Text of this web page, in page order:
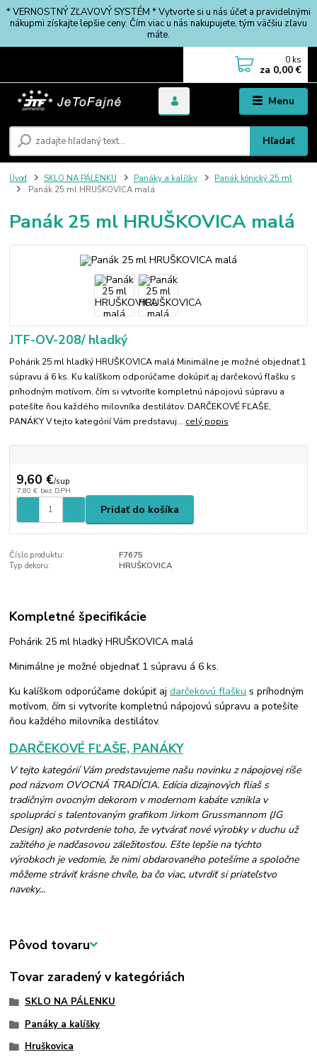
* VERNOSTNÝ ZĽAVOVÝ SYSTÉM * Vytvorte si u nás účet a pravidelnými
nákupmi získajte lepšie ceny. Čím viac u nás nakupujete, tým väčšiu zľavu
máte.
Menu
Hľadať
0 ks
za 0,00 €
Úvod SKLO NA PÁLENKU Panáky a kalíšky
Panák kónický 25 ml
Panák 25 ml HRUŠKOVICA malá
Panák 25 ml HRUŠKOVICA malá
JTF-OV-208/ hladký
Pohárik 25 ml hladký HRUŠKOVICA malá Minimálne je možné objednať 1
súpravu á 6 ks. Ku kalíškom odporúčame dokúpiť aj darčekovú fľašku s
príhodným motívom, čím si vytvoríte kompletnú nápojovú súpravu a
potešíte ňou každého milovníka destilátov. DARČEKOVÉ FĽAŠE,
PANÁKY V tejto kategórií Vám predstavuj... celý popis
9,60 €/sup
7,80 € bez DPH
Pridať do košíka
Číslo produktu:
F7675
Typ dekoru:
HRUŠKOVICA
Kompletné špecifikácie
Pohárik 25 ml hladký HRUŠKOVICA malá
Minimálne je možné objednať 1 súpravu á 6 ks.
Ku kalíškom odporúčame dokúpiť ajdarčekovú fľašku s príhodným
motívom, čím si vytvoríte kompletnú nápojovú súpravu a potešíte
ňou každého milovníka destilátov.
DARČEKOVÉ FĽAŠE, PANÁKY
V tejto kategórií Vám predstavujeme našu novinku z nápojovej ríše
pod názvom OVOCNÁ TRADÍCIA. Edícia dizajnových fliaš s
tradičným ovocným dekorom v modernom kabáte vznikla v
spolupráci s talentovaným grafikom Jirkom Grussmannom (JG
Design) ako potvrdenie toho, že vytvárať nové výrobky v duchu už
zažitého je nadčasovou záležitosťou. Ešte lepšie na týchto
výrobkoch je vedomie, že nimi obdarovaného potešíme a spoločne
môžeme stráviť krásne chvíle, ba čo viac, utvrdiť si priateľstvo
naveky...
Pôvod tovaru
Tovar zaradený v kategóriách
SKLO NA PÁLENKU
Panáky a kalíšky
Hruškovica